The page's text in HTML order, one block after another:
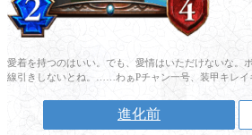
愛着を持つのはいい。でも、愛情はいただけないな。
線引きしないとね。……わぁPチャン一号、装甲キレイ
進化前